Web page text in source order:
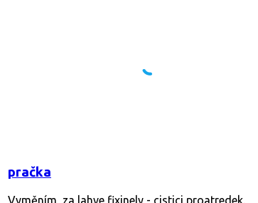
pračka
Vyměním, za lahve fixinely - cistici proatredek.